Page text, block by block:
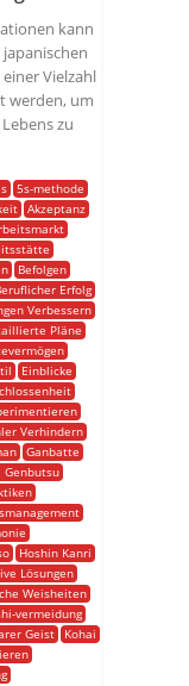
kann
Vielzahl
werden, um
zu
5s-methode
Akzeptanz
Befolgen
Erfolg
Verbessern
Pläne
Einblicke
Verhindern
Ganbatte
Genbutsu
Hoshin Kanri
Lösungen
Weisheiten
vermeidung
Geist
Kohai